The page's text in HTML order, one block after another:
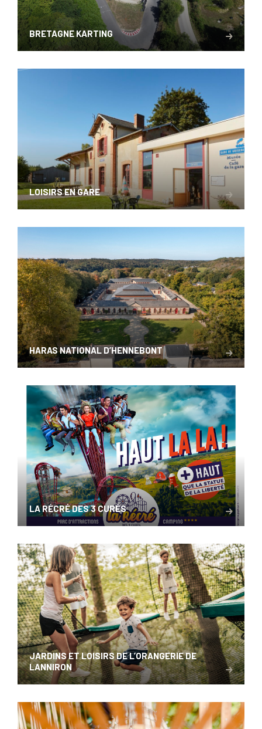
BRETAGNE KARTING
LOISIRS EN GARE
HARAS NATIONAL D’HENNEBONT
LA RÉCRÉ DES 3 CURÉS
JARDINS ET LOISIRS DE L’ORANGERIE DE
LANNIRON